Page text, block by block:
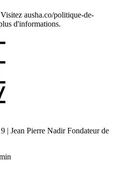
ausha.co/politique-de-
d'informations.
| Jean Pierre Nadir Fondateur de